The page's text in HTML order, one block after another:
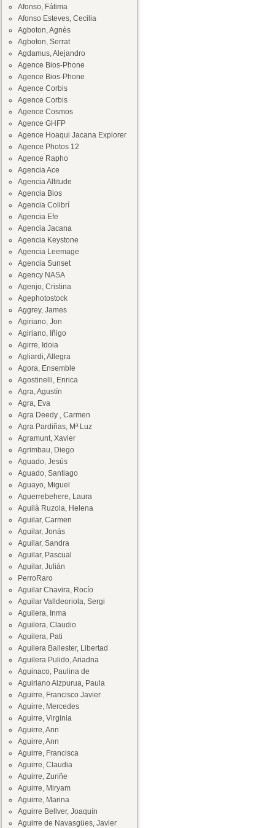
Afonso, Fátima
Afonso Esteves, Cecilia
Agboton, Agnès
Agboton, Serrat
Agdamus, Alejandro
Agence Bios-Phone
Agence Bios-Phone
Agence Corbis
Agence Corbis
Agence Cosmos
Agence GHFP
Agence Hoaqui Jacana Explorer
Agence Photos 12
Agence Rapho
Agencia Ace
Agencia Altitude
Agencia Bios
Agencia Colibrí
Agencia Efe
Agencia Jacana
Agencia Keystone
Agencia Leemage
Agencia Sunset
Agency NASA
Agenjo, Cristina
Agephotostock
Aggrey, James
Agiriano, Jon
Agiriano, Iñigo
Agirre, Idoia
Agliardi, Allegra
Agora, Ensemble
Agostinelli, Enrica
Agra, Agustín
Agra, Eva
Agra Deedy , Carmen
Agra Pardiñas, Mª Luz
Agramunt, Xavier
Agrimbau, Diego
Aguado, Jesús
Aguado, Santiago
Aguayo, Miguel
Aguerrebehere, Laura
Aguilà Ruzola, Helena
Aguilar, Carmen
Aguilar, Jonás
Aguilar, Sandra
Aguilar, Pascual
Aguilar, Julián
PerroRaro
Aguilar Chavira, Rocío
Aguilar Valldeoriola, Sergi
Aguilera, Inma
Aguilera, Claudio
Aguilera, Pati
Aguilera Ballester, Libertad
Aguilera Pulido, Ariadna
Aguinaco, Paulina de
Aguiriano Aizpurua, Paula
Aguirre, Francisco Javier
Aguirre, Mercedes
Aguirre, Virginia
Aguirre, Ann
Aguirre, Ann
Aguirre, Francisca
Aguirre, Claudia
Aguirre, Zuriñe
Aguirre, Miryam
Aguirre, Marina
Aguirre Bellver, Joaquín
Aguirre de Navasgües, Javier